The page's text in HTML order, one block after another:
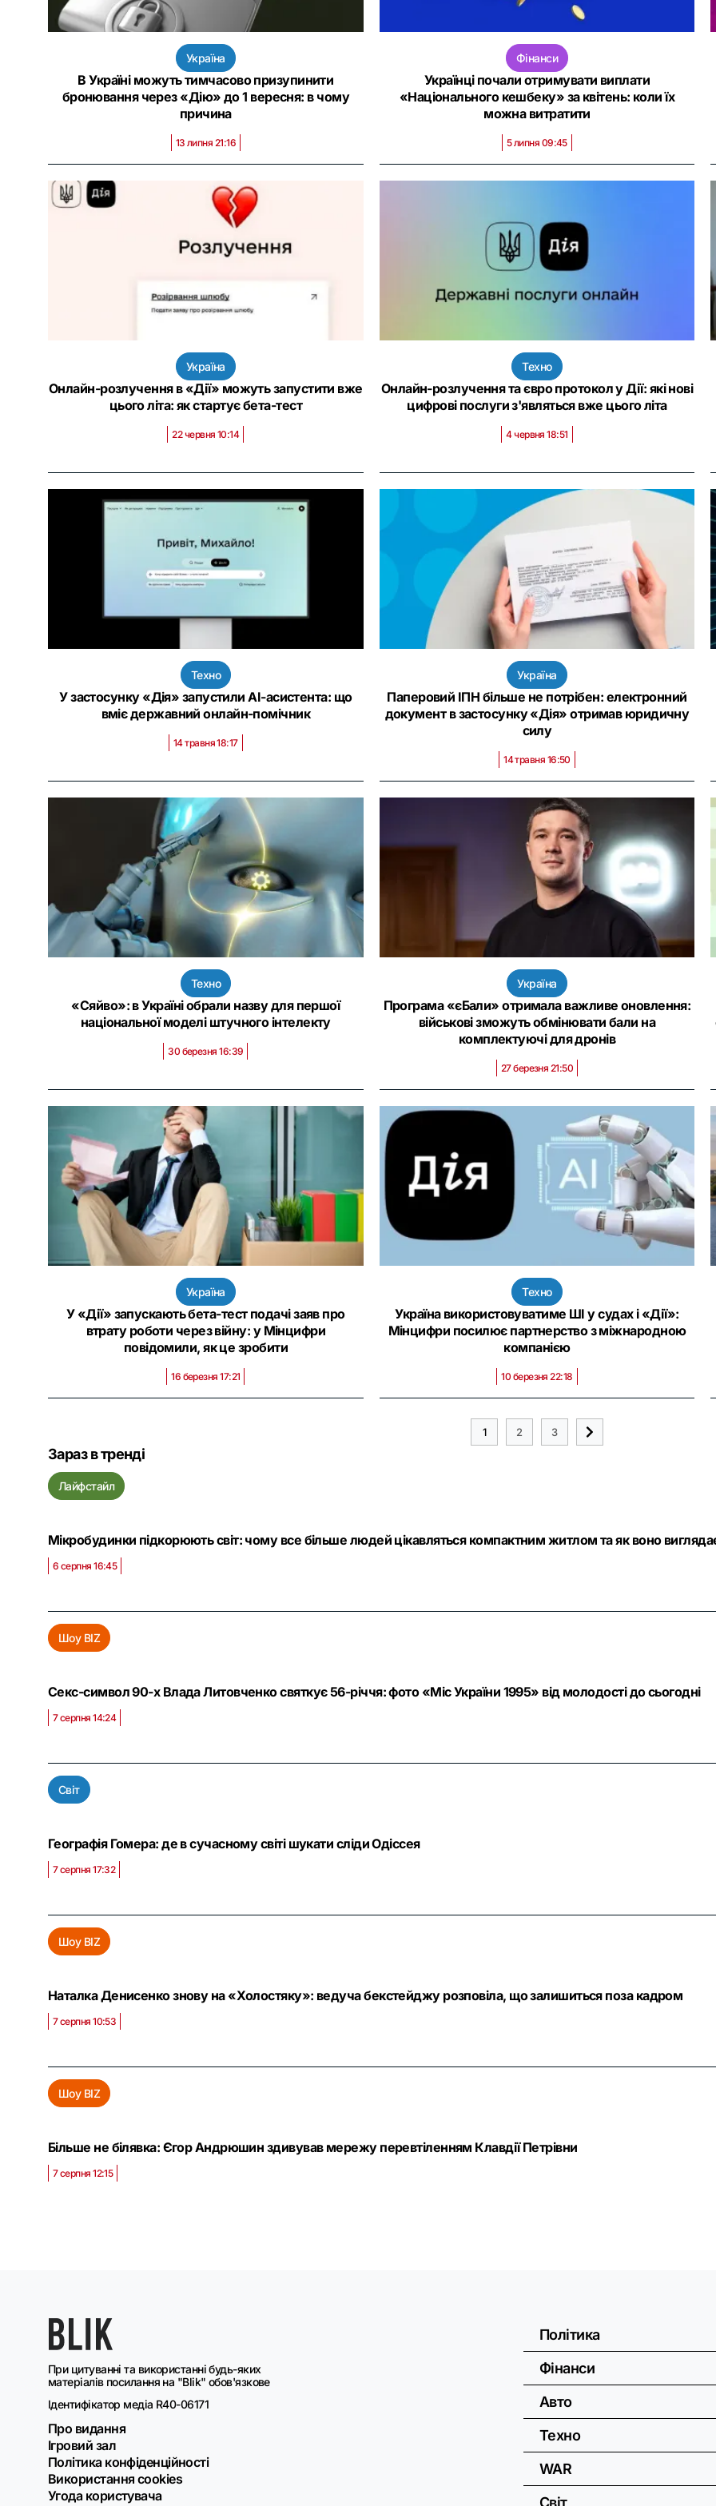
Україна
В Україні можуть тимчасово призупинити
бронювання через «Дію» до 1 вересня: в чому
причина
13 липня 21:16
Фінанси
Українці почали отримувати виплати
«Національного кешбеку» за квітень: коли їх
можна витратити
5 липня 09:45
Україна
Онлайн-розлучення в «Дії» можуть запустити вже
цього літа: як стартує бета-тест
22 червня 10:14
Техно
Онлайн-розлучення та євро протокол у Дії: які нові
цифрові послуги з'являться вже цього літа
4 червня 18:51
Техно
У застосунку «Дія» запустили AI-асистента: що
вміє державний онлайн-помічник
14 травня 18:17
Україна
Паперовий ІПН більше не потрібен: електронний
документ в застосунку «Дія» отримав юридичну
силу
14 травня 16:50
Техно
«Сяйво»: в Україні обрали назву для першої
національної моделі штучного інтелекту
30 березня 16:39
Україна
Програма «єБали» отримала важливе оновлення:
військові зможуть обмінювати бали на
комплектуючі для дронів
27 березня 21:50
Україна
У «Дії» запускають бета-тест подачі заяв про
втрату роботи через війну: у Мінцифри
повідомили, як це зробити
16 березня 17:21
Техно
Україна використовуватиме ШІ у судах і «Дії»:
Мінцифри посилює партнерство з міжнародною
компанією
10 березня 22:18
1 2 3
Зараз в тренді
Лайфстайл
Мікробудинки підкорюють світ: чому все більше людей цікавляться компактним житлом та як воно
6 серпня 16:45
Шоу BIZ
Секс-символ 90-х Влада Литовченко святкує 56-річчя: фото «Міс України 1995» від молодості до сьогодні
7 серпня 14:24
Світ
Географія Гомера: де в сучасному світі шукати сліди Одіссея
7 серпня 17:32
Шоу BIZ
Наталка Денисенко знову на «Холостяку»: ведуча бекстейджу розповіла, що залишиться поза кадром
7 серпня 10:53
Шоу BIZ
Більше не білявка: Єгор Андрюшин здивував мережу перевтіленням Клавдії Петрівни
7 серпня 12:15
При цитуванні та використанні будь-яких
матеріалів посилання на "Blik" обов'язкове
Ідентифікатор медіа R40-06171
Про видання
Ігровий зал
Політика конфіденційності
Використання cookies
Угода користувача
Політика
Фінанси
Авто
Техно
WAR
Світ